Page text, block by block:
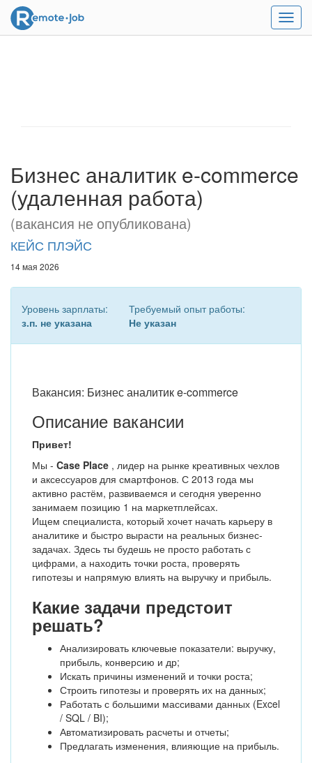
Меню
Бизнес аналитик e-commerce
(удаленная работа)
(вакансия не опубликована)
КЕЙС ПЛЭЙС
14 мая 2026
Уровень зарплаты:
з.п. не указана
Требуемый опыт работы:
Не указан
Вакансия: Бизнес аналитик e-commerce
Описание вакансии
Привет!
Мы - Case Place , лидер на рынке креативных чехлов
и аксессуаров для смартфонов. С 2013 года мы
активно растём, развиваемся и сегодня уверенно
занимаем позицию 1 на маркетплейсах.
Ищем специалиста, который хочет начать карьеру в
аналитике и быстро вырасти на реальных бизнес-
задачах. Здесь ты будешь не просто работать с
цифрами, а находить точки роста, проверять
гипотезы и напрямую влиять на выручку и прибыль.
Какие задачи предстоит
решать?
Анализировать ключевые показатели: выручку,
прибыль, конверсию и др;
Искать причины изменений и точки роста;
Строить гипотезы и проверять их на данных;
Работать с большими массивами данных (Excel
/ SQL / BI);
Автоматизировать расчеты и отчеты;
Предлагать изменения, влияющие на прибыль.